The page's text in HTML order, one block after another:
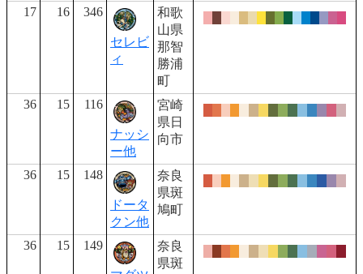
17
16 346
セレビ
ィ
和歌
山県
那智
勝浦
町
36
15 116
ナッシ
ー他
宮崎
県日
向市
36 15 148
ドータ
クン他
奈良
県斑
鳩町
36 15 149
奈良
県斑